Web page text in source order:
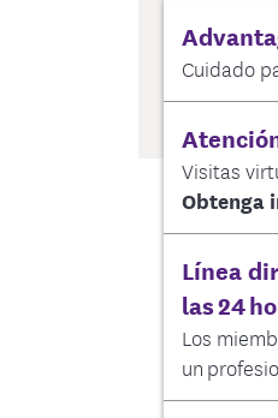
Cuidado
Visitas
Obtenga
Línea
las 24
Los
un